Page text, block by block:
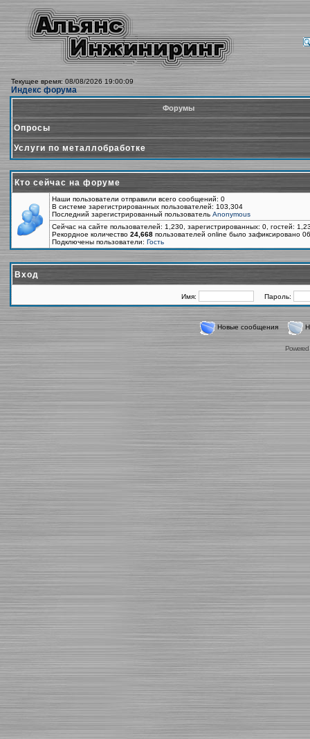
Текущее время: 08/08/2026 19:00:09
Индекс форума
Форумы
Опросы
Услуги по металлобработке
Кто сейчас на форуме
Наши пользователи отправили всего сообщений: 0
В системе зарегистрированных пользователей: 103,304
Последний зарегистрированный пользователь Anonymous
Сейчас на сайте пользователей: 1,230, зарегистрированных: 0, гостей:
Рекордное количество 24,668 пользователей online было зафиксировано
Подключены пользователи: Гость
Вход
Имя: Пароль:
Новые сообщения